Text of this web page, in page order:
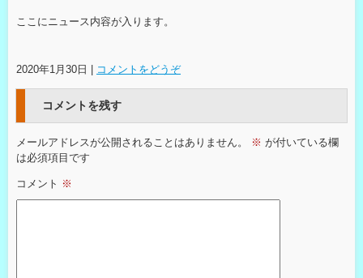
ここにニュース内容が入ります。
2020年1月30日 コメントをどうぞ
コメントを残す
メールアドレスが公開されることはありません。 ※ が付いている欄
は必須項目です
コメント ※